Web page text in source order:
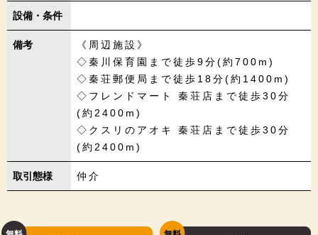
設備・条件
備考
《周辺施設》
◇秦川保育園まで徒歩9分(約700m)
◇秦荘郵便局まで徒歩18分(約1400m)
◇フレンドマート 秦荘店まで徒歩30分
(約2400m)
◇クスリのアオキ 秦荘店まで徒歩30分
(約2400m)
取引態様 仲介